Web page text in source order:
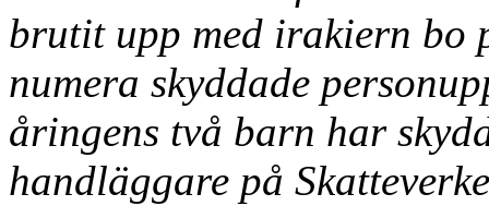
brutit upp med irakiern bo
numera skyddade
åringens två barn har
handläggare på